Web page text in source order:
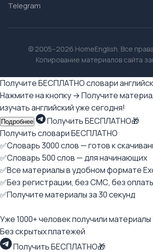
Telegram
© 2005–2026 HomeEnglish. Все
Копирование материалов сайта
Получите БЕСПЛАТНО словари
Нажмите на кнопку → Получите
изучать английский уже сегодня!
Подробнее
Получить БЕСПЛАТНО🎁
Получить словари БЕСПЛАТНО
✅Словарь 3000 слов — готов к
✅Словарь 500 слов — для начинающих
✅Все материалы в удобном формате
✅Без регистрации, без СМС, без
✅Получите материалы за 30 секунд
Уже 1000+ человек получили материалы
Без скрытых платежей
Получить БЕСПЛАТНО🎁